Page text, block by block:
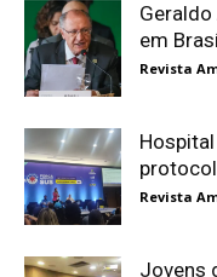
Geraldo
em
Revista
Revista
Jovens